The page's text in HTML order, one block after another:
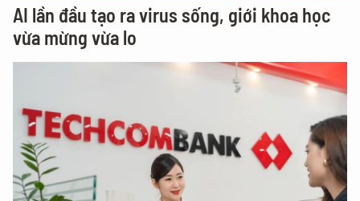
AI lần đầu tạo ra virus sống, giới khoa học
vừa mừng vừa lo